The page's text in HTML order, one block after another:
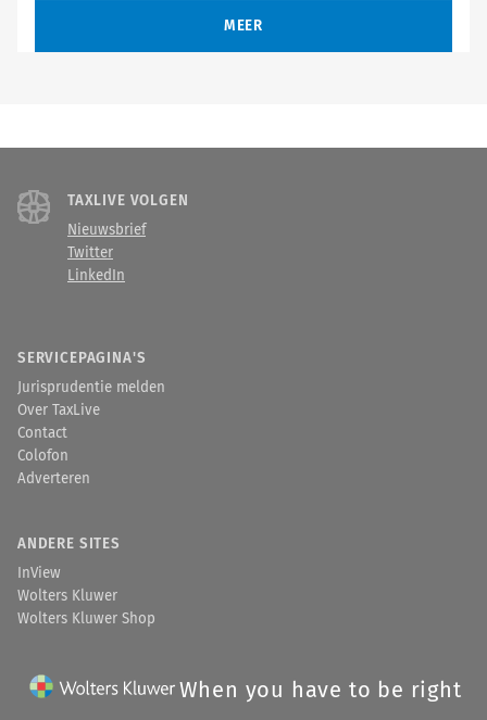
MEER
TAXLIVE VOLGEN
Nieuwsbrief
Twitter
LinkedIn
SERVICEPAGINA'S
Jurisprudentie melden
Over TaxLive
Contact
Colofon
Adverteren
ANDERE SITES
InView
Wolters Kluwer
Wolters Kluwer Shop
When you have to be right